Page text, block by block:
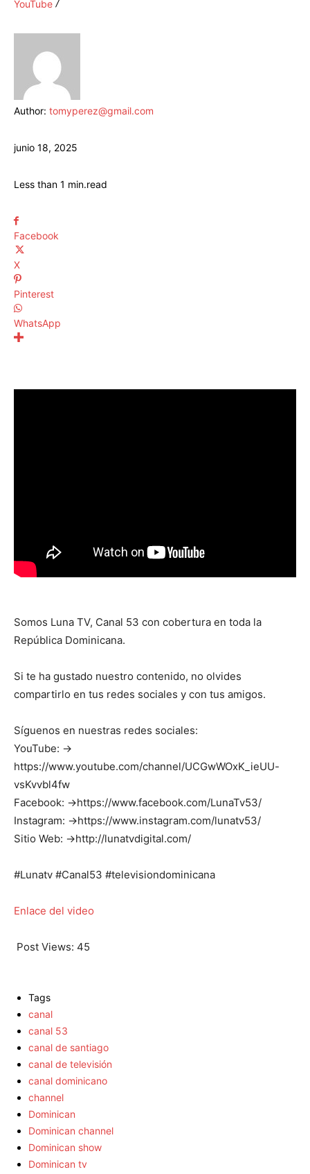
YouTube
Author: tomyperez@gmail.com
junio 18, 2025
Less than 1 min.read
Facebook
X
Pinterest
WhatsApp
Somos Luna TV, Canal 53 con cobertura en toda la
República Dominicana.
Si te ha gustado nuestro contenido, no olvides
compartirlo en tus redes sociales y con tus amigos.
Síguenos en nuestras redes sociales:
YouTube: →
https://www.youtube.com/channel/UCGwWOxK_ieUU-
vsKvvbl4fw
Facebook: →https://www.facebook.com/LunaTv53/
Instagram: →https://www.instagram.com/lunatv53/
Sitio Web: →http://lunatvdigital.com/
#Lunatv #Canal53 #televisiondominicana
Enlace del video
Post Views: 45
Tags
canal
canal 53
canal de santiago
canal de televisión
canal dominicano
channel
Dominican
Dominican channel
Dominican show
Dominican tv